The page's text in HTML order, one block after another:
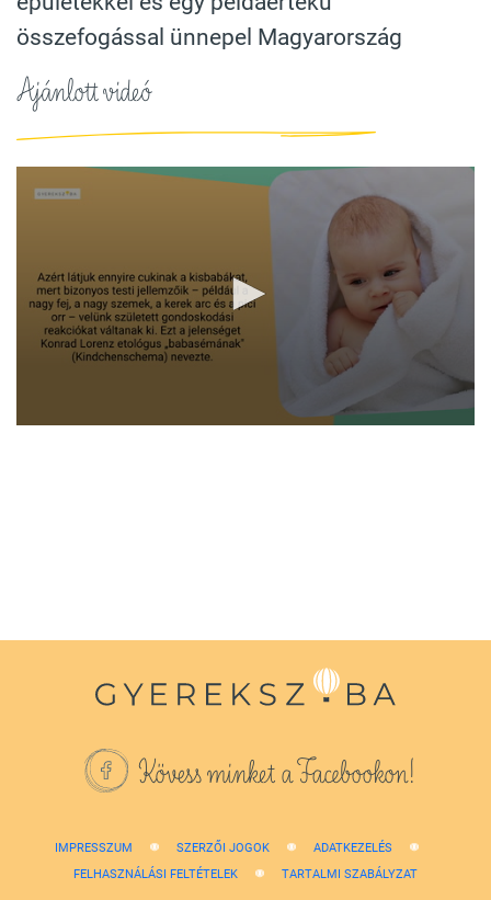
összefogással ünnepel Magyarország
Ajánlott videó
Kövess minket a Facebookon!
IMPRESSZUM SZERZŐI JOGOK
ADATKEZELÉS
FELHASZNÁLÁSI FELTÉTELEK
TARTALMI SZABÁLYZAT